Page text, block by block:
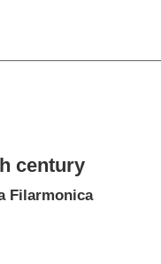
century
Filarmonica